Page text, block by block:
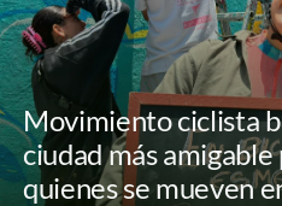
Movimiento ciclista
ciudad más amigable
quienes se mueven